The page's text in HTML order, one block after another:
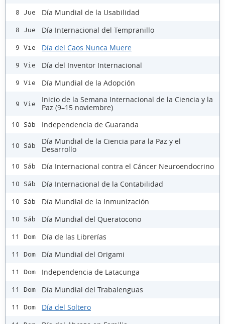
8 Jue Día Mundial de la Usabilidad
8 Jue Día Internacional del Tempranillo
9 Vie Día del Caos Nunca Muere
9 Vie Día del Inventor Internacional
9 Vie Día Mundial de la Adopción
9 Vie
Inicio de la Semana Internacional de la Ciencia y la
Paz (9–15 noviembre)
10 Sáb Independencia de Guaranda
10 Sáb
Día Mundial de la Ciencia para la Paz y el
Desarrollo
10 Sáb Día Internacional contra el Cáncer Neuroendocrino
10 Sáb Día Internacional de la Contabilidad
10 Sáb Día Mundial de la Inmunización
10 Sáb Día Mundial del Queratocono
11 Dom Día de las Librerías
11 Dom Día Mundial del Origami
11 Dom Independencia de Latacunga
11 Dom Día Mundial del Trabalenguas
11 Dom Día del Soltero